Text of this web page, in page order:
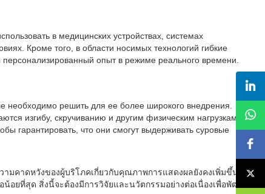
в медицинских устройствах, системах
Кроме того, в области носимых технологий гибкие
опыт в режиме реального времени.
необходимо решить для ее более широкого внедрения.
изгибу, скручиванию и другим физическим нагрузкам.
гарантировать, что они смогут выдерживать суровые
มคาดหวังของผู้บริโภคเกี่ยวกับคุณภาพการแสดงผลยังคงเพิ่มขึ้น
อยที่สุด สิ่งนี้จะต้องมีการวิจัยและนวัตกรรมอย่างต่อเนื่องเพื่อพัฒนา